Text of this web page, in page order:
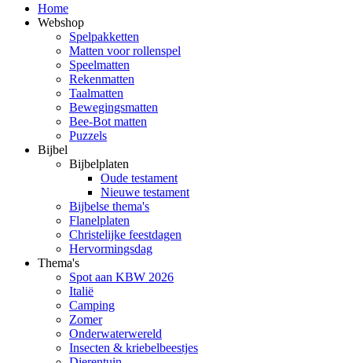
Home
Webshop
Spelpakketten
Matten voor rollenspel
Speelmatten
Rekenmatten
Taalmatten
Bewegingsmatten
Bee-Bot matten
Puzzels
Bijbel
Bijbelplaten
Oude testament
Nieuwe testament
Bijbelse thema's
Flanelplaten
Christelijke feestdagen
Hervormingsdag
Thema's
Spot aan KBW 2026
Italië
Camping
Zomer
Onderwaterwereld
Insecten & kriebelbeestjes